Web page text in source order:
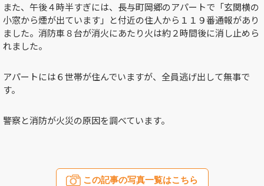
また、午後４時半すぎには、長与町岡郷のアパートで「玄関横の
小窓から煙が出ています」と付近の住人から１１９番通報があり
ました。消防車８台が消火にあたり火は約２時間後に消し止めら
れました。
アパートには６世帯が住んでいますが、全員逃げ出して無事で
す。
警察と消防が火災の原因を調べています。
この記事の写真一覧はこちら